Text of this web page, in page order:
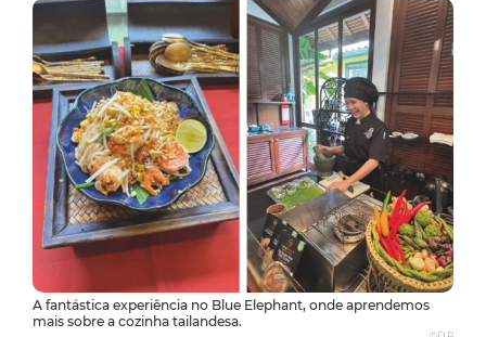
A fantástica experiência no Blue Elephant, onde aprendemos
mais sobre a cozinha tailandesa.